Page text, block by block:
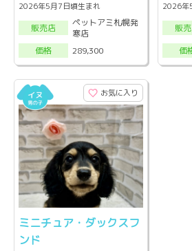
2026年5月7日頃生まれ
販売店
ペットアミ札幌発
寒店
価格
289,300
2026年
販
価
お気に入り
ミニチュア・ダックスフ
ンド